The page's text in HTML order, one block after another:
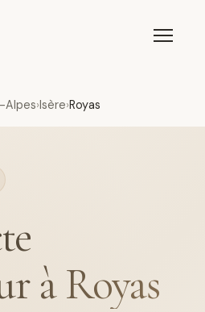
Alpes Isère Royas
à Royas